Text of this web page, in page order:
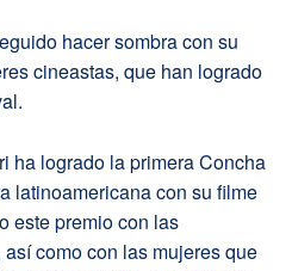
hacer sombra con su
cineastas, que han logrado
ha logrado la primera Concha
latinoamericana con su filme
este premio con las
como con las mujeres que